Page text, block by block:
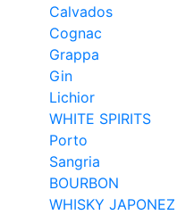
Calvados
Cognac
Grappa
Gin
Lichior
WHITE SPIRITS
Porto
Sangria
BOURBON
WHISKY JAPONEZ